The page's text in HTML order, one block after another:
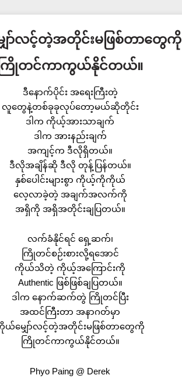
ာ်လင့်တဲ့အတိုင်းမဖြစ်တာတွေကို
ကြိုတင်ကာကွယ်နိုင်တယ်။
ဒီနောက်ပိုင်း အရေးကြီးတဲ့
လူတွေနဲ့တစ်ခုခုလုပ်တော့မယ်ဆိုတိုင်း
ဒါက ကိုယ့်အားသာချက်
ဒါက အားနည်းချက်
အကျင့်က ဒီလိုရှိတယ်။
ဒီလိုအချိန်ဆို ဒီလို တုန့်ပြန်တယ်။
နှစ်ပေါင်းများစွာ ကိုယ့်ကိုကိုယ်
လေ့လာခဲ့တဲ့ အချက်အလက်ကို
အရှိကို အရှိအတိုင်းချပြတယ်။
လက်ခံနိုင်ရင် ရှေ့ဆက်၊
ကြိုတင်စဉ်းစားလို့ရအောင်
ကိုယ်သိတဲ့ ကိုယ့်အကြောင်းကို
Authentic ဖြစ်ဖြစ်ချပြတယ်။
ဒါက နောက်ဆက်တွဲ ကြိုတင်ပြီး
အထင်ကြီးတာ အနာဂတ်မှာ
ယ်မျှော်လင့်တဲ့အတိုင်းမဖြစ်တာတွေကို
ကြိုတင်ကာကွယ်နိုင်တယ်။
Phyo Paing @ Derek